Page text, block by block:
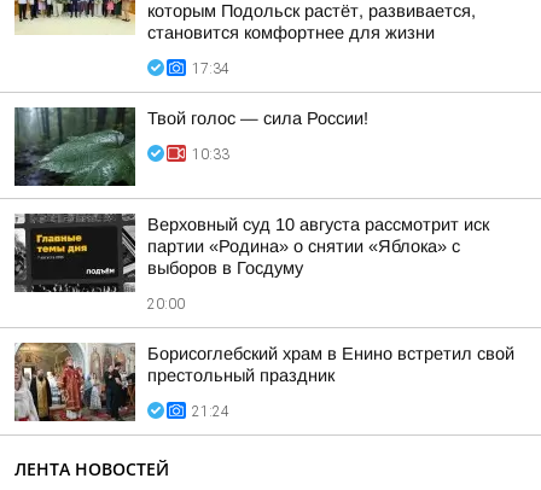
которым Подольск растёт, развивается,
становится комфортнее для жизни
17:34
Твой голос — сила России!
10:33
Верховный суд 10 августа рассмотрит иск
партии «Родина» о снятии «Яблока» с
выборов в Госдуму
20:00
Борисоглебский храм в Енино встретил свой
престольный праздник
21:24
ЛЕНТА НОВОСТЕЙ